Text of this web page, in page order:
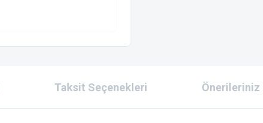
Taksit Seçenekleri Önerileriniz